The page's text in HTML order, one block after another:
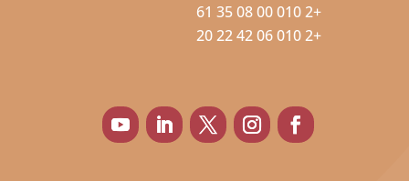
+2 010 00 08 35 61
+2 010 06 42 22 20